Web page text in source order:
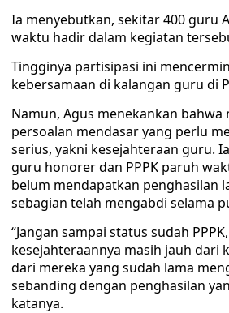
Ia menyebutkan, sekitar 400 guru
waktu hadir dalam kegiatan
Tingginya partisipasi ini
kebersamaan di kalangan guru di
Namun, Agus menekankan bahwa
persoalan mendasar yang perlu
serius, yakni kesejahteraan guru.
guru honorer dan PPPK paruh
belum mendapatkan penghasilan
sebagian telah mengabdi selama
“Jangan sampai status sudah
kesejahteraannya masih jauh dari
dari mereka yang sudah lama
sebanding dengan penghasilan
katanya.